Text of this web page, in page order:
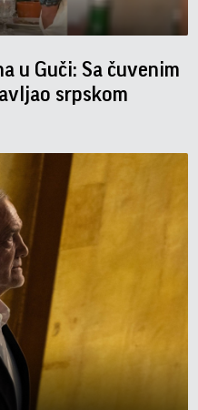
u Guči: Sa čuvenim
srpskom